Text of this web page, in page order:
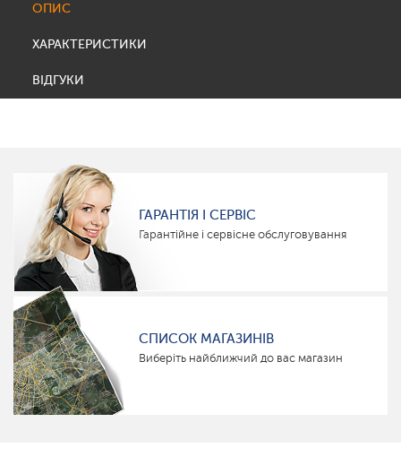
ОПИС
ХАРАКТЕРИСТИКИ
ВІДГУКИ
ГАРАНТІЯ І СЕРВІС
Гарантійне і сервісне обслуговування
СПИСОК МАГАЗИНІВ
Виберіть найближчий до вас магазин